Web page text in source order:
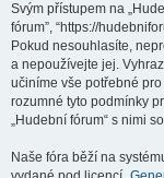
Svým přístupem na
fórum”, “https://
Pokud nesouhlasíte,
a nepoužívejte jej.
učiníme vše potřebné
rozumné tyto podmínky
„Hudební fórum“ s nimi
Naše fóra běží na